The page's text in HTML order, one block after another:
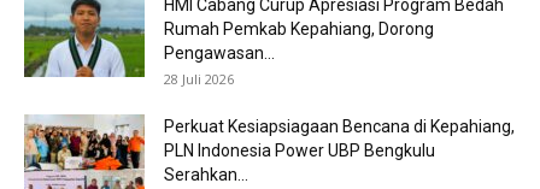
HMI Cabang Curup Apresiasi Program Bedah
Rumah Pemkab Kepahiang, Dorong
Pengawasan...
28 Juli 2026
Perkuat Kesiapsiagaan Bencana di Kepahiang,
PLN Indonesia Power UBP Bengkulu
Serahkan...